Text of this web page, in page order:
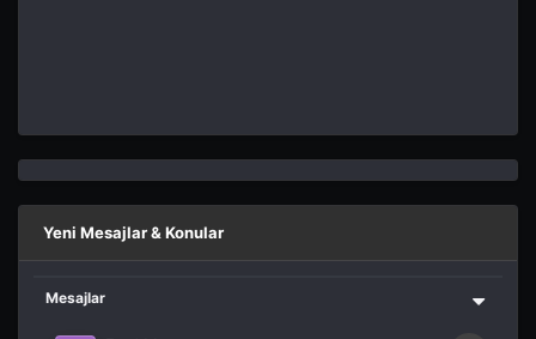
Yeni Mesajlar & Konular
Mesajlar